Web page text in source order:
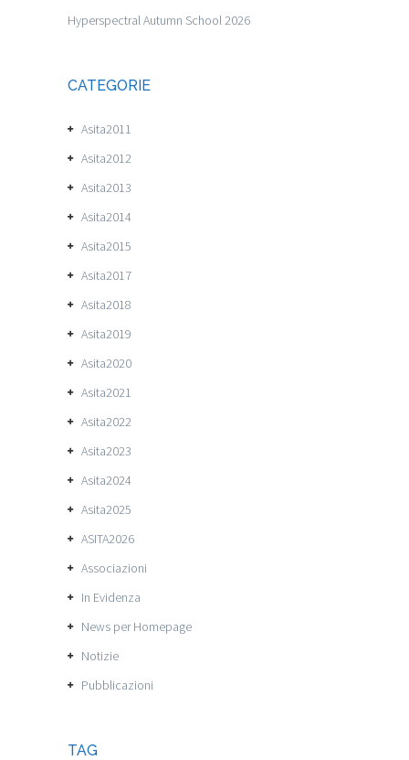
Hyperspectral Autumn School 2026
CATEGORIE
Asita2011
Asita2012
Asita2013
Asita2014
Asita2015
Asita2017
Asita2018
Asita2019
Asita2020
Asita2021
Asita2022
Asita2023
Asita2024
Asita2025
ASITA2026
Associazioni
In Evidenza
News per Homepage
Notizie
Pubblicazioni
TAG